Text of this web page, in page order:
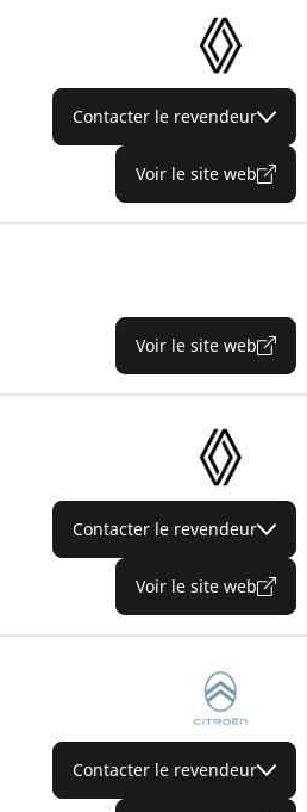
Contacter le revendeur
Voir le site web
Voir le site web
Contacter le revendeur
Voir le site web
Contacter le revendeur